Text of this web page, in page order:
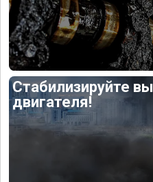
Стабилизируйте
двигателя!